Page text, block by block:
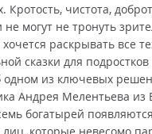
Кротость, чистота,
могут не тронуть
раскрывать все
сказки для
одном из ключевых
Андрея Мелентьева из
богатырей